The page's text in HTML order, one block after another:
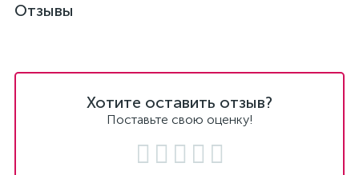
Отзывы
Хотите оставить отзыв?
Поставьте свою оценку!